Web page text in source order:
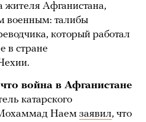
жителя Афганистана,
военным: талибы
который работал
в стране
война в Афганистане
катарского
Мохаммад Наем заявил, что